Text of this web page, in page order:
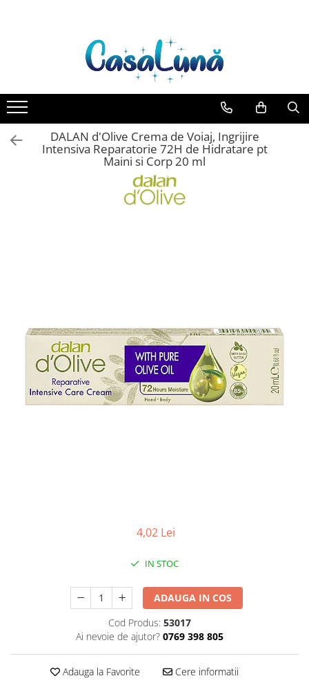
Toate Produsele
Gamma D'ORO Odorizant Cu
Betisoare 120 ml
EYFEL
EYFEL Odorizant Auto 10 ml
EYFEL Odorizant Camera cu
EYFEL Spray Odorizant 400 ml
Balsam rufe
Detergent lichid
Detergent pudra
Inalbitor
Combaterea Insectelor
Diverse produse de uz casnic
Geamuri
DALAN d'Olive Crema de Voiaj, Ingrijire
Intensiva Reparatorie 72H de Hidratare pt
Maini si Corp 20 ml
4,02 Lei
IN STOC
ADAUGA IN COS
Cod Produs: 53017
Ai nevoie de ajutor? 0769 398 805
Adauga la Favorite Cere informatii